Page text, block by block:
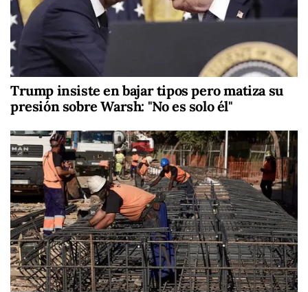
Trump insiste en bajar tipos pero matiza su
presión sobre Warsh: "No es solo él"